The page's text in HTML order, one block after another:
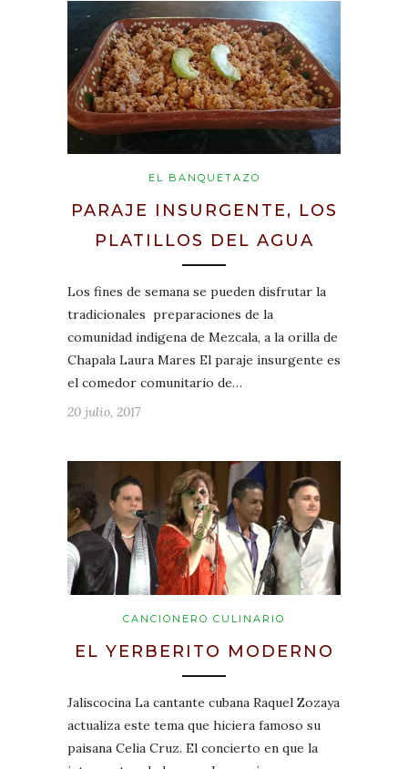
EL BANQUETAZO
PARAJE INSURGENTE, LOS
PLATILLOS DEL AGUA
Los fines de semana se pueden disfrutar la
tradicionales preparaciones de la
comunidad indígena de Mezcala, a la orilla de
Chapala Laura Mares El paraje insurgente es
el comedor comunitario de…
20 julio, 2017
CANCIONERO CULINARIO
EL YERBERITO MODERNO
Jaliscocina La cantante cubana Raquel Zozaya
actualiza este tema que hiciera famoso su
paisana Celia Cruz. El concierto en que la